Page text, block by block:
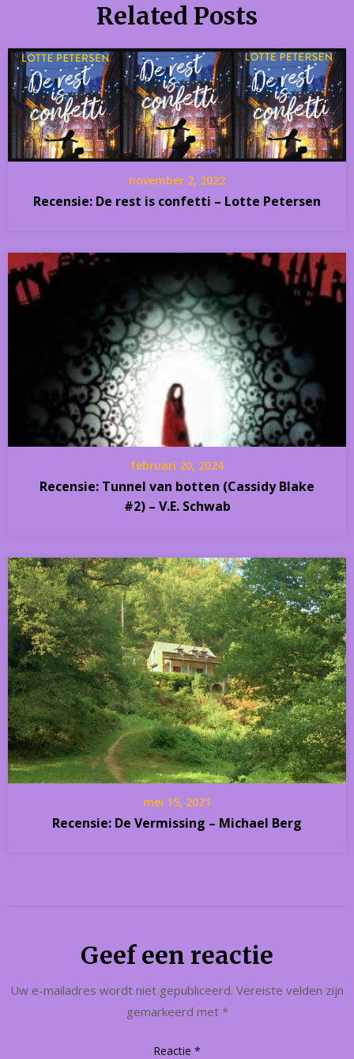
Related Posts
november 2, 2022
Recensie: De rest is confetti – Lotte Petersen
februari 20, 2024
Recensie: Tunnel van botten (Cassidy Blake
#2) – V.E. Schwab
mei 15, 2021
Recensie: De Vermissing – Michael Berg
Geef een reactie
Uw e-mailadres wordt niet gepubliceerd. Vereiste velden zijn
gemarkeerd met *
Reactie *